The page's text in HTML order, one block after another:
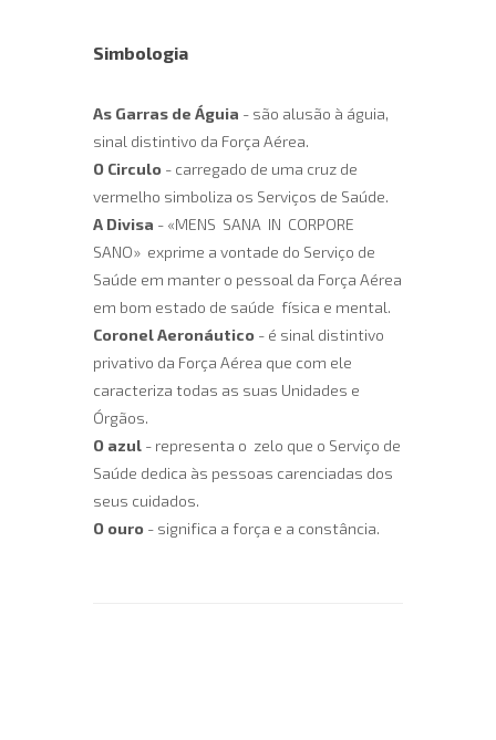
Simbologia
As Garras de Águia - são alusão à águia,
sinal distintivo da Força Aérea.
O Circulo - carregado de uma cruz de
vermelho simboliza os Serviços de Saúde.
A Divisa - «MENS SANA IN CORPORE
SANO» exprime a vontade do Serviço de
Saúde em manter o pessoal da Força Aérea
em bom estado de saúde física e mental.
Coronel Aeronáutico - é sinal distintivo
privativo da Força Aérea que com ele
caracteriza todas as suas Unidades e
Órgãos.
O azul - representa o zelo que o Serviço de
Saúde dedica às pessoas carenciadas dos
seus cuidados.
O ouro - significa a força e a constância.